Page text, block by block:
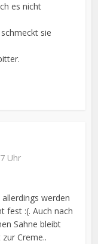
es nicht
sie
Uhr
werden
fest :(. Auch nach
Sahne bleibt
Creme..